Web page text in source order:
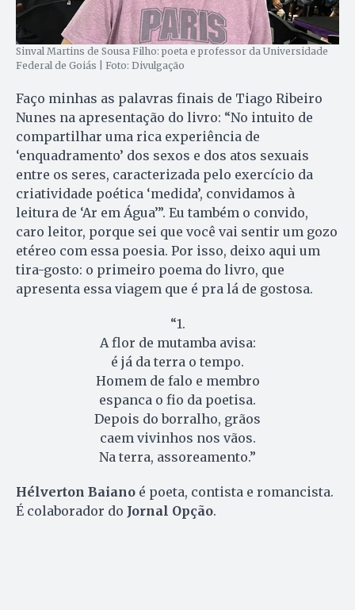
Sinval Martins de Sousa Filho: poeta e professor da Universidade
Federal de Goiás | Foto: Divulgação
Faço minhas as palavras finais de Tiago Ribeiro
Nunes na apresentação do livro: “No intuito de
compartilhar uma rica experiência de
‘enquadramento’ dos sexos e dos atos sexuais
entre os seres, caracterizada pelo exercício da
criatividade poética ‘medida’, convidamos à
leitura de ‘Ar em Água’”. Eu também o convido,
caro leitor, porque sei que você vai sentir um gozo
etéreo com essa poesia. Por isso, deixo aqui um
tira-gosto: o primeiro poema do livro, que
apresenta essa viagem que é pra lá de gostosa.
“1.
A flor de mutamba avisa:
é já da terra o tempo.
Homem de falo e membro
espanca o fio da poetisa.
Depois do borralho, grãos
caem vivinhos nos vãos.
Na terra, assoreamento.”
Hélverton Baiano é poeta, contista e romancista.
É colaborador do Jornal Opção.